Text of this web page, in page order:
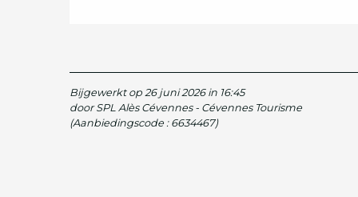
Bijgewerkt op 26 juni 2026 in 16:45
door SPL Alès Cévennes - Cévennes Tourisme
(Aanbiedingscode : 6634467)